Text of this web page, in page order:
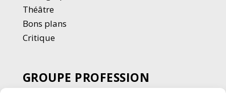
Théâtre
Bons plans
Critique
GROUPE PROFESSION
SPECTACLE